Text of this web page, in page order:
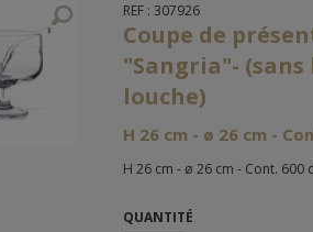
REF : 307926
Coupe de
"Sangria"- (sans
louche)
H 26 cm - ø 26 cm -
H 26 cm - ø 26 cm - Cont. 600
QUANTITÉ